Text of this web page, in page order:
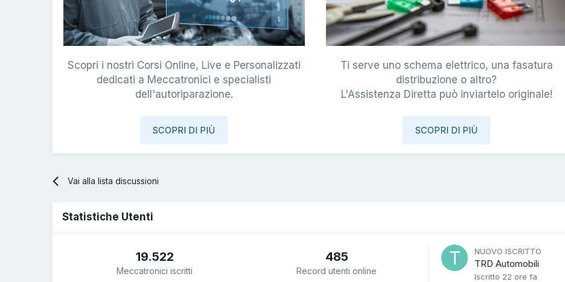
Scopri i nostri Corsi Online, Live e Personalizzati
dedicati a Meccatronici e specialisti
dell'autoriparazione.
SCOPRI DI PIÙ
Ti serve uno schema elettrico, una fasatura
distribuzione o altro?
L'Assistenza Diretta può inviartelo originale!
SCOPRI DI PIÙ
Vai alla lista discussioni
Statistiche Utenti
19.522
Meccatronici iscritti
485
Record utenti online
NUOVO ISCRITTO
TRD Automobili
Iscritto 22 ore fa